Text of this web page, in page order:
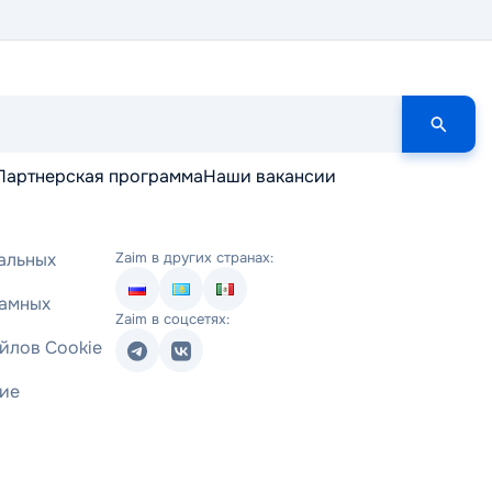
программаНаши вакансии
Cookie
Zaim в других странах:
Zaim в соцсетях: